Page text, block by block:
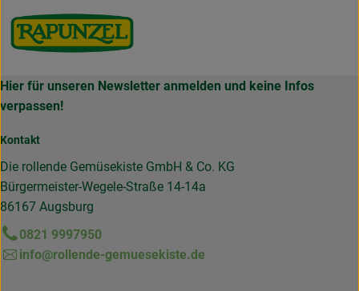
Hier für unseren Newsletter anmelden und keine Infos
verpassen!
Kontakt
Die rollende Gemüsekiste GmbH & Co. KG
Bürgermeister-Wegele-Straße 14-14a
86167 Augsburg
0821 9997950
info@rollende-gemuesekiste.de